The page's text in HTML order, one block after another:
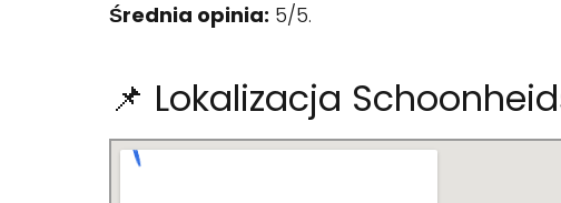
Średnia opinia: 5/5.
📌 Lokalizacja